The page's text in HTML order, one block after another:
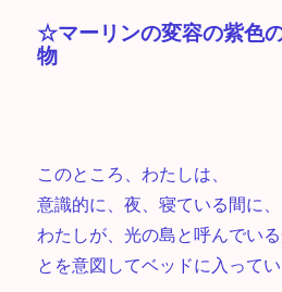
☆マーリンの変容の紫色
物
このところ、わたしは、
意識的に、夜、寝ている間に、
わたしが、光の島と呼んでい
とを意図してベッドに入ってい